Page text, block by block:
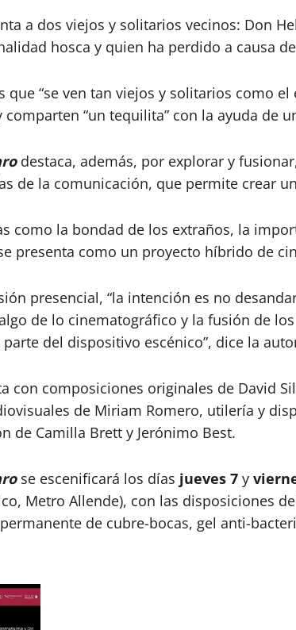
a dos viejos y solitarios vecinos: Don
hosca y quien ha perdido a causa
que “se ven tan viejos y solitarios como
comparten “un tequilita” con la ayuda de
destaca, además, por explorar y
de la comunicación, que permite crear
como la bondad de los extraños, la
presenta como un proyecto híbrido de
presencial, “la intención es no
de lo cinematográfico y la fusión de
del dispositivo escénico”, dice la
con composiciones originales de David
de Miriam Romero, utilería y
de Camilla Brett y Jerónimo Best.
se escenificará los días jueves 7 y
Metro Allende), con las disposiciones
de cubre-bocas, gel anti-